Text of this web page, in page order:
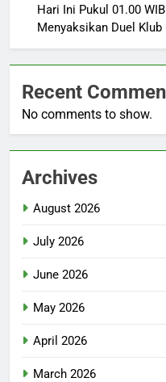
Hari Ini Pukul 01.00
Menyaksikan Duel Klub
Recent
No comments to show.
Archives
August 2026
July 2026
June 2026
May 2026
April 2026
March 2026